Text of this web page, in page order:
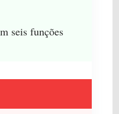
seis funções